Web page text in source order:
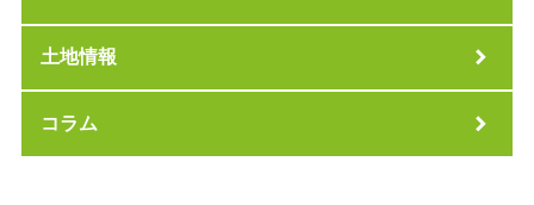
土地情報
コラム